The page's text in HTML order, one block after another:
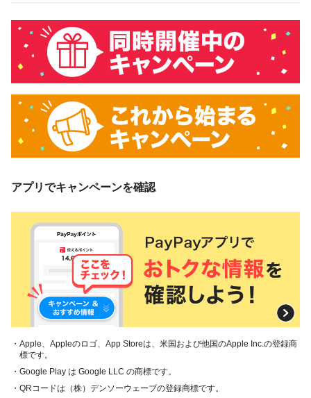
アプリでキャンペーンを確認
・Apple、Appleのロゴ、App Storeは、米国および他国のApple Inc.の登録商
標です。
・Google Play は Google LLC の商標です。
・QRコードは（株）デンソーウェーブの登録商標です。